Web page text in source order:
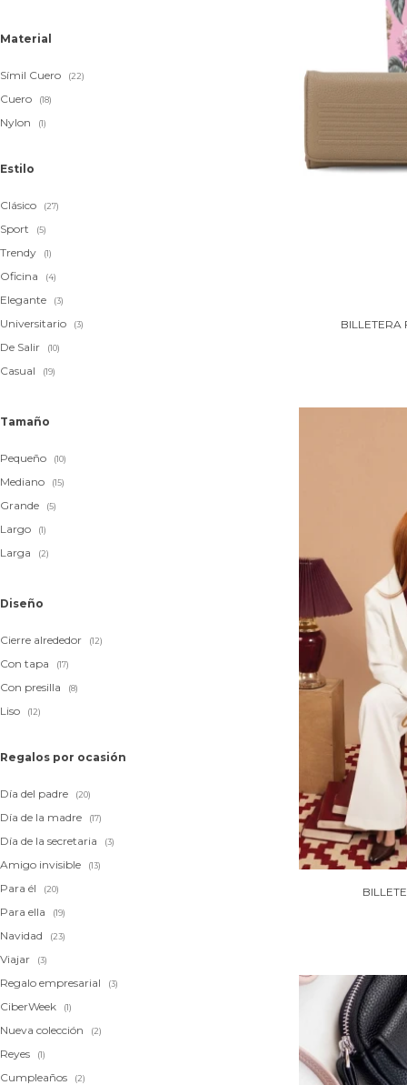
BILLETERA
Material
Símil Cuero (22)
Cuero (18)
Nylon (1)
Estilo
Clásico (27)
Sport (5)
Trendy (1)
Oficina (4)
Elegante (3)
Universitario (3)
De Salir (10)
Casual (19)
Tamaño
Pequeño (10)
Mediano (15)
Grande (5)
Largo (1)
Larga (2)
Diseño
Cierre alrededor (12)
Con tapa (17)
Con presilla (8)
Liso (12)
Regalos por ocasión
Día del padre (20)
Día de la madre (17)
Día de la secretaria (3)
Amigo invisible (13)
Para él (20)
Para ella (19)
Navidad (23)
Viajar (3)
Regalo empresarial (3)
CiberWeek (1)
Nueva colección (2)
Reyes (1)
Cumpleaños (2)